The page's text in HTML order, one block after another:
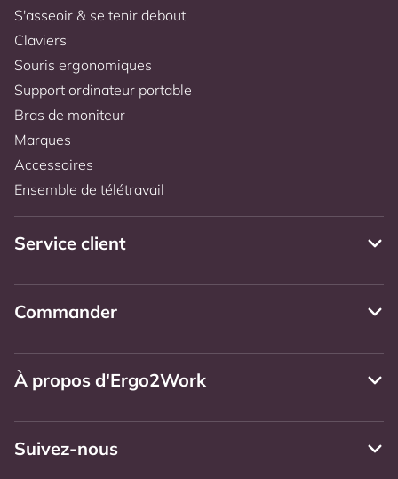
S'asseoir & se tenir debout
Claviers
Souris ergonomiques
Support ordinateur portable
Bras de moniteur
Marques
Accessoires
Ensemble de télétravail
Service client
Commander
À propos d'Ergo2Work
Suivez-nous